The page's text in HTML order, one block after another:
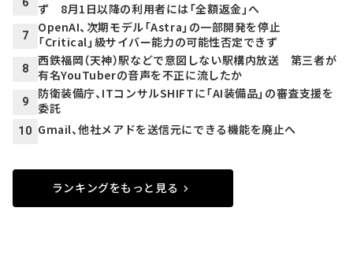
ず 8月1日以降の利用者には「全額返金」へ
7
OpenAI、次期モデル「Astra」の一部開発を停止
「Critical」級サイバー能力の可能性否定できず
8
西鉄福岡（天神）駅などで意図しない駅構内放送 第三者が
有名YouTuberの音声を不正に流したか
9
防衛装備庁、ITコンサルSHIFTに「AI装備品」の審査支援を
委託
10 Gmail、他社メアドを送信元にできる機能を廃止へ
ランキングをもっと見る